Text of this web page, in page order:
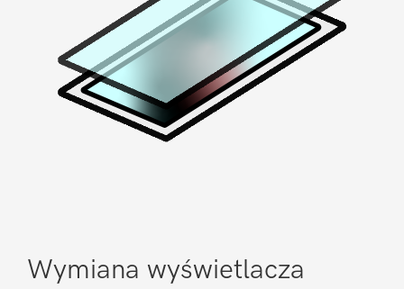
Wymiana wyświetlacza